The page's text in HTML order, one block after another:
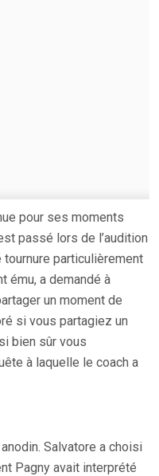
pour ses moments
passé lors de l’audition
tournure particulièrement
ému, a demandé à
un moment de
si vous partagiez un
bien sûr vous
à laquelle le coach a
Salvatore a choisi
Pagny avait interprété